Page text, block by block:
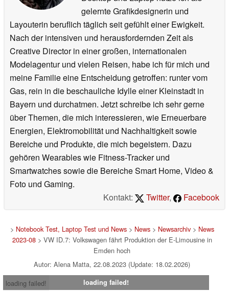
gelernte Grafikdesignerin und
Layouterin beruflich täglich seit gefühlt einer Ewigkeit.
Nach der intensiven und herausfordernden Zeit als
Creative Director in einer großen, internationalen
Modelagentur und vielen Reisen, habe ich für mich und
meine Familie eine Entscheidung getroffen: runter vom
Gas, rein in die beschauliche Idylle einer Kleinstadt in
Bayern und durchatmen. Jetzt schreibe ich sehr gerne
über Themen, die mich interessieren, wie Erneuerbare
Energien, Elektromobilität und Nachhaltigkeit sowie
Bereiche und Produkte, die mich begeistern. Dazu
gehören Wearables wie Fitness-Tracker und
Smartwatches sowie die Bereiche Smart Home, Video &
Foto und Gaming.
Kontakt:
Twitter, Facebook
> Notebook Test, Laptop Test und News> News> Newsarchiv> News
2023-08> VW ID.7: Volkswagen fährt Produktion der E-Limousine in
Emden hoch
Autor: Alena Matta, 22.08.2023 (Update: 18.02.2026)
loading failed!
loading failed!